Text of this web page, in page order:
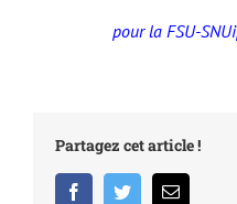
pour la FSU-
Partagez cet article !
FacebookTwitterEmail